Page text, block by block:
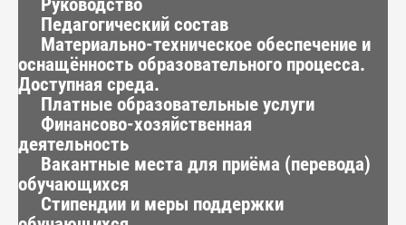
Руководство
Педагогический состав
Материально-техническое обеспечение и
оснащённость образовательного процесса.
Доступная среда.
Платные образовательные услуги
Финансово-хозяйственная
деятельность
Вакантные места для приёма (перевода)
обучающихся
Стипендии и меры поддержки